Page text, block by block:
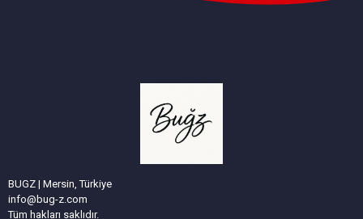
BUGZ | Mersin, Türkiye
info@bug-z.com
Tüm hakları saklıdır.